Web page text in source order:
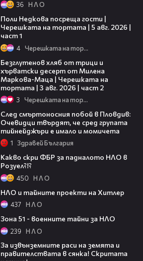
36 Н Л О
Поли Недкова посреща гости |
Черешката на тортата | 5 авг. 2026 |
част 1
4 Черешката на тортата
Безглутенов хляб от трици и
хърватски десерт от Милена
Маркова-Маца | Черешката на
тортата | 3 авг. 2026 | част 2
3 Черешката на тортата
След смъртоносния побой в Пловдив:
Очевидци твърдят, че сред групата
тийнейджъри е имало и момичета
1 Здравей България
Какво скри ФБР за падналото НЛО в
Розуел?!?
450 Н Л О
НЛО и тайните проекти на Хитлер
437 Н Л О
Зона 51 - военните тайни за НЛО
239 Н Л О
За извънземните раси на земята и
правителствата в сянка! Скритата